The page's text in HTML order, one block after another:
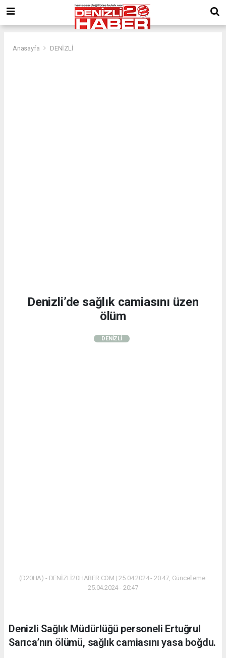
Anasayfa DENİZLİ
Denizli’de sağlık camiasını üzen
ölüm
DENİZLİ
(D20HA) - DENİZLİ20HABER.COM | 25.04.2024 - 20:47, Güncelleme:
25.04.2024 - 20:47
Denizli Sağlık Müdürlüğü personeli Ertuğrul
Sarıca’nın ölümü, sağlık camiasını yasa boğdu.